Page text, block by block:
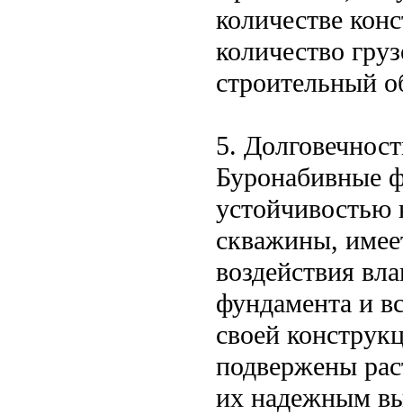
количестве
количество
строительный
5.
Буронабивные
устойчивостью
скважины,
воздействия
фундамента и
своей
подвержены
их надежным